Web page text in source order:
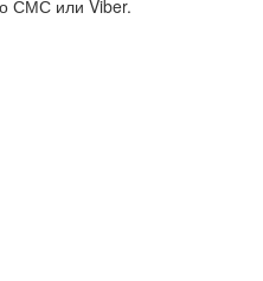
СМС или Viber.